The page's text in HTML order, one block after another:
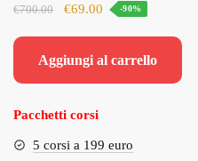
€700.00
Il
era:
€69.00 Il
è:
-90%
Aggiungi al carrello
Pacchetti corsi
5 corsi a 199 euro